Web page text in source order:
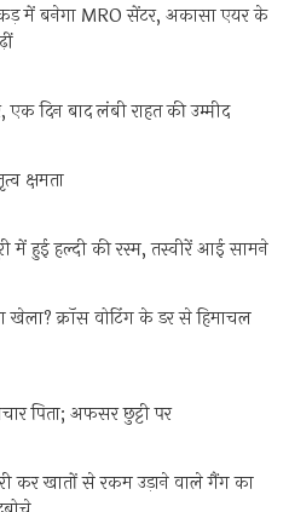
में बनेगा MRO सेंटर, अकासा एयर के
एक दिन बाद लंबी राहत की उम्मीद
क्षमता
में हुई हल्दी की रस्म, तस्वीरें आई सामने
खेला? क्रॉस वोटिंग के डर से हिमाचल
पिता; अफसर छुट्टी पर
कर खातों से रकम उड़ाने वाले गैंग का